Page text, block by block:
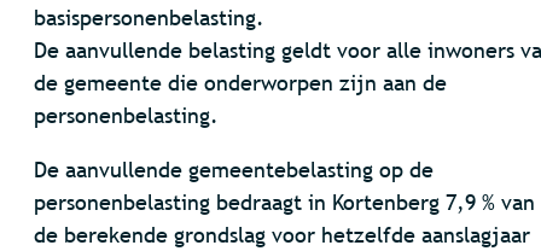
basispersonenbelasting.
De aanvullende belasting geldt voor alle inwoners
de gemeente die onderworpen zijn aan de
personenbelasting.
De aanvullende gemeentebelasting op de
personenbelasting bedraagt in Kortenberg 7,9 % van
de berekende grondslag voor hetzelfde aanslagjaar